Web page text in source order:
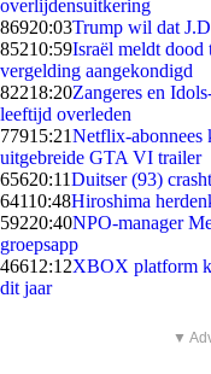
overlijdensuitkering
86920:03Trump wil dat
85210:59Israël meldt
vergelding aangekondigd
82218:20Zangeres en
leeftijd overleden
77915:21Netflix-abonnees
uitgebreide GTA VI trailer
65620:11Duitser (93)
64110:48Hiroshima
59220:40NPO-manager
groepsapp
46612:12XBOX platform
dit jaar
▼